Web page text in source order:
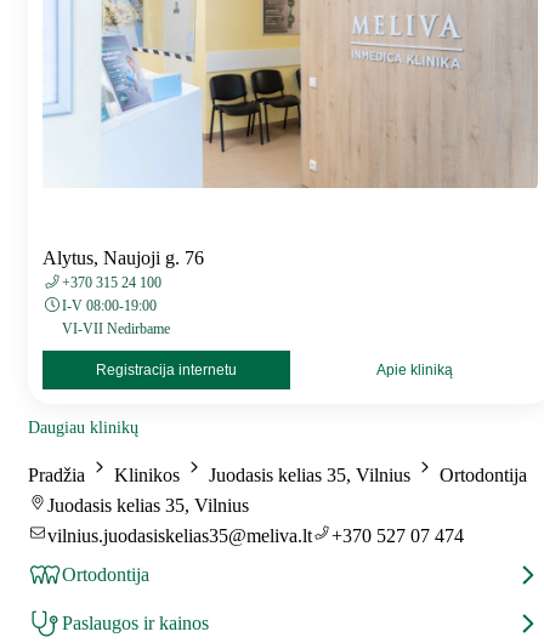
Alytus, Naujoji g. 76
+370 315 24 100
I-V 08:00-19:00
VI-VII Nedirbame
Registracija internetu Apie kliniką
Daugiau klinikų
Pradžia Klinikos Juodasis kelias 35, Vilnius
Ortodontija
Juodasis kelias 35, Vilnius
vilnius.juodasiskelias35@meliva.lt
+370 527 07 474
Ortodontija
Paslaugos ir kainos